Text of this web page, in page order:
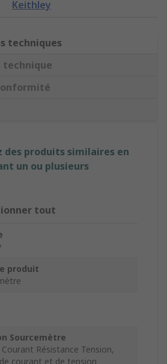
Keithley
techniques
des produits similaires en
un ou plusieurs
tout
produit
Sourcemètre
Résistance Tension,
courant et de tension